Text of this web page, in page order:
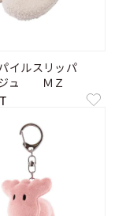
イルスリッパ
ュ ＭＺ